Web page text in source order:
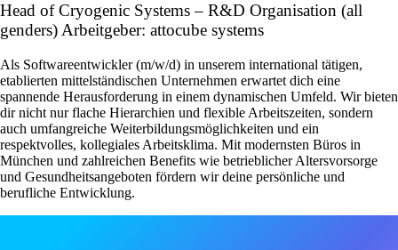
Head of Cryogenic Systems – R&D Organisation (all
genders) Arbeitgeber: attocube systems
Als Softwareentwickler (m/w/d) in unserem international tätigen,
etablierten mittelständischen Unternehmen erwartet dich eine
spannende Herausforderung in einem dynamischen Umfeld. Wir bieten
dir nicht nur flache Hierarchien und flexible Arbeitszeiten, sondern
auch umfangreiche Weiterbildungsmöglichkeiten und ein
respektvolles, kollegiales Arbeitsklima. Mit modernsten Büros in
München und zahlreichen Benefits wie betrieblicher Altersvorsorge
und Gesundheitsangeboten fördern wir deine persönliche und
berufliche Entwicklung.